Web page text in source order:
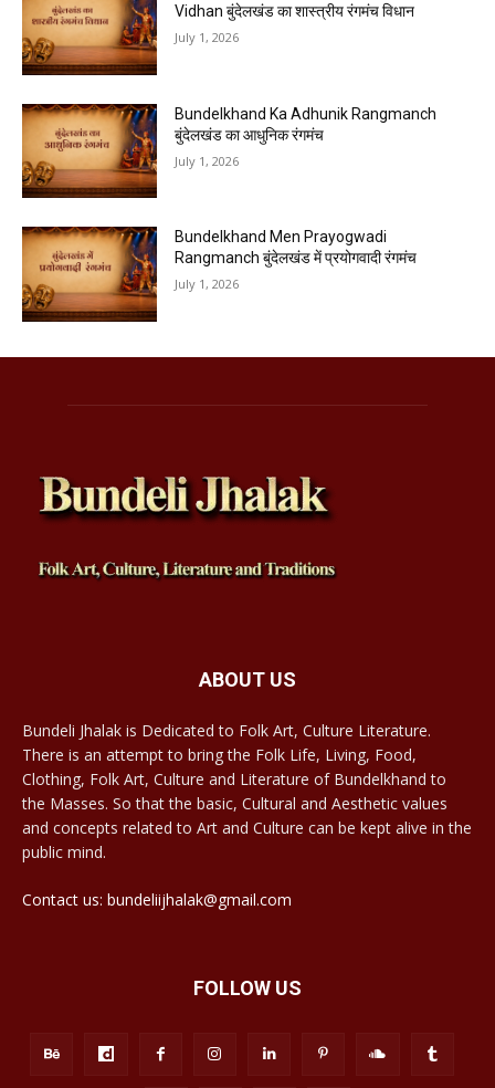
Vidhan बुंदेलखंड का शास्त्रीय रंगमंच विधान
July 1, 2026
Bundelkhand Ka Adhunik Rangmanch
बुंदेलखंड का आधुनिक रंगमंच
July 1, 2026
Bundelkhand Men Prayogwadi
Rangmanch बुंदेलखंड में प्रयोगवादी रंगमंच
July 1, 2026
ABOUT US
Bundeli Jhalak is Dedicated to Folk Art, Culture Literature.
There is an attempt to bring the Folk Life, Living, Food,
Clothing, Folk Art, Culture and Literature of Bundelkhand to
the Masses. So that the basic, Cultural and Aesthetic values
and concepts related to Art and Culture can be kept alive in the
public mind.
Contact us: bundeliijhalak@gmail.com
FOLLOW US